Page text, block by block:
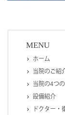
MENU
ホーム
当院のご紹
当院の4つ
設備紹介
ドクター・